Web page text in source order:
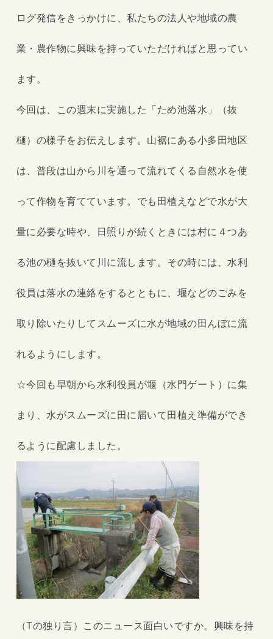
ログ発信をきっかけに、私たちの法人や地域の農
業・農作物に興味を持っていただければと思ってい
ます。
今回は、この週末に実施した「ため池落水」（抜
樋）の様子をお伝えします。山裾にある小多田地区
は、普段は山から川を通って流れてくる自然水を使
って作物を育てています。でも田植えなどで水が大
量に必要な時や、日照りが続くときには村に４つあ
る池の樋を抜いて川に流します。その時には、水利
役員は落水の連絡をするとともに、堰などのごみを
取り除いたりしてスムーズに水が地域の田んぼに流
れるようにします。
☆今回も早朝から水利役員が堰（水門ゲート）に集
まり、水がスムーズに田に届いて田植え準備ができ
るように配慮しました。
（Tの独り言）このニュース面白いですか。興味を持